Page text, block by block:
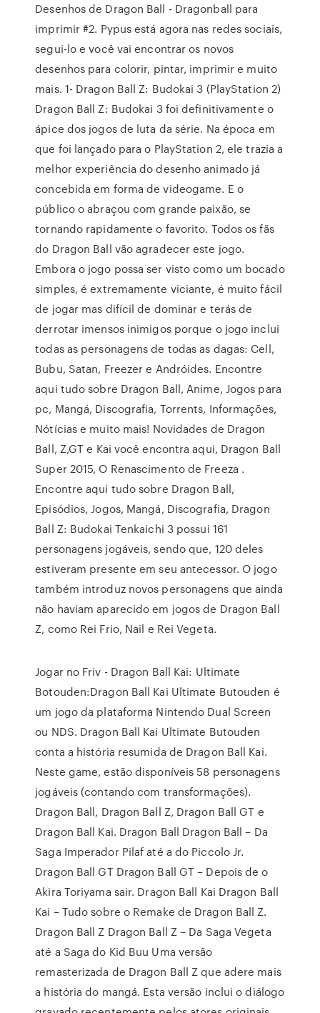
Desenhos de Dragon Ball - Dragonball para
imprimir #2. Pypus está agora nas redes sociais,
segui-lo e você vai encontrar os novos
desenhos para colorir, pintar, imprimir e muito
mais. 1- Dragon Ball Z: Budokai 3 (PlayStation 2)
Dragon Ball Z: Budokai 3 foi definitivamente o
ápice dos jogos de luta da série. Na época em
que foi lançado para o PlayStation 2, ele trazia a
melhor experiência do desenho animado já
concebida em forma de videogame. E o
público o abraçou com grande paixão, se
tornando rapidamente o favorito. Todos os fãs
do Dragon Ball vão agradecer este jogo.
Embora o jogo possa ser visto como um bocado
simples, é extremamente viciante, é muito fácil
de jogar mas difícil de dominar e terás de
derrotar imensos inimigos porque o jogo inclui
todas as personagens de todas as dagas: Cell,
Bubu, Satan, Freezer e Andróides. Encontre
aqui tudo sobre Dragon Ball, Anime, Jogos para
pc, Mangá, Discografia, Torrents, Informações,
Nótícias e muito mais! Novidades de Dragon
Ball, Z,GT e Kai você encontra aqui, Dragon Ball
Super 2015, O Renascimento de Freeza .
Encontre aqui tudo sobre Dragon Ball,
Episódios, Jogos, Mangá, Discografia, Dragon
Ball Z: Budokai Tenkaichi 3 possui 161
personagens jogáveis, sendo que, 120 deles
estiveram presente em seu antecessor. O jogo
também introduz novos personagens que ainda
não haviam aparecido em jogos de Dragon Ball
Z, como Rei Frio, Nail e Rei Vegeta.
Jogar no Friv - Dragon Ball Kai: Ultimate
Botouden:Dragon Ball Kai Ultimate Butouden é
um jogo da plataforma Nintendo Dual Screen
ou NDS. Dragon Ball Kai Ultimate Butouden
conta a história resumida de Dragon Ball Kai.
Neste game, estão disponíveis 58 personagens
jogáveis (contando com transformações).
Dragon Ball, Dragon Ball Z, Dragon Ball GT e
Dragon Ball Kai. Dragon Ball Dragon Ball – Da
Saga Imperador Pilaf até a do Piccolo Jr.
Dragon Ball GT Dragon Ball GT – Depois de o
Akira Toriyama sair. Dragon Ball Kai Dragon Ball
Kai – Tudo sobre o Remake de Dragon Ball Z.
Dragon Ball Z Dragon Ball Z – Da Saga Vegeta
até a Saga do Kid Buu Uma versão
remasterizada de Dragon Ball Z que adere mais
a história do mangá. Esta versão inclui o diálogo